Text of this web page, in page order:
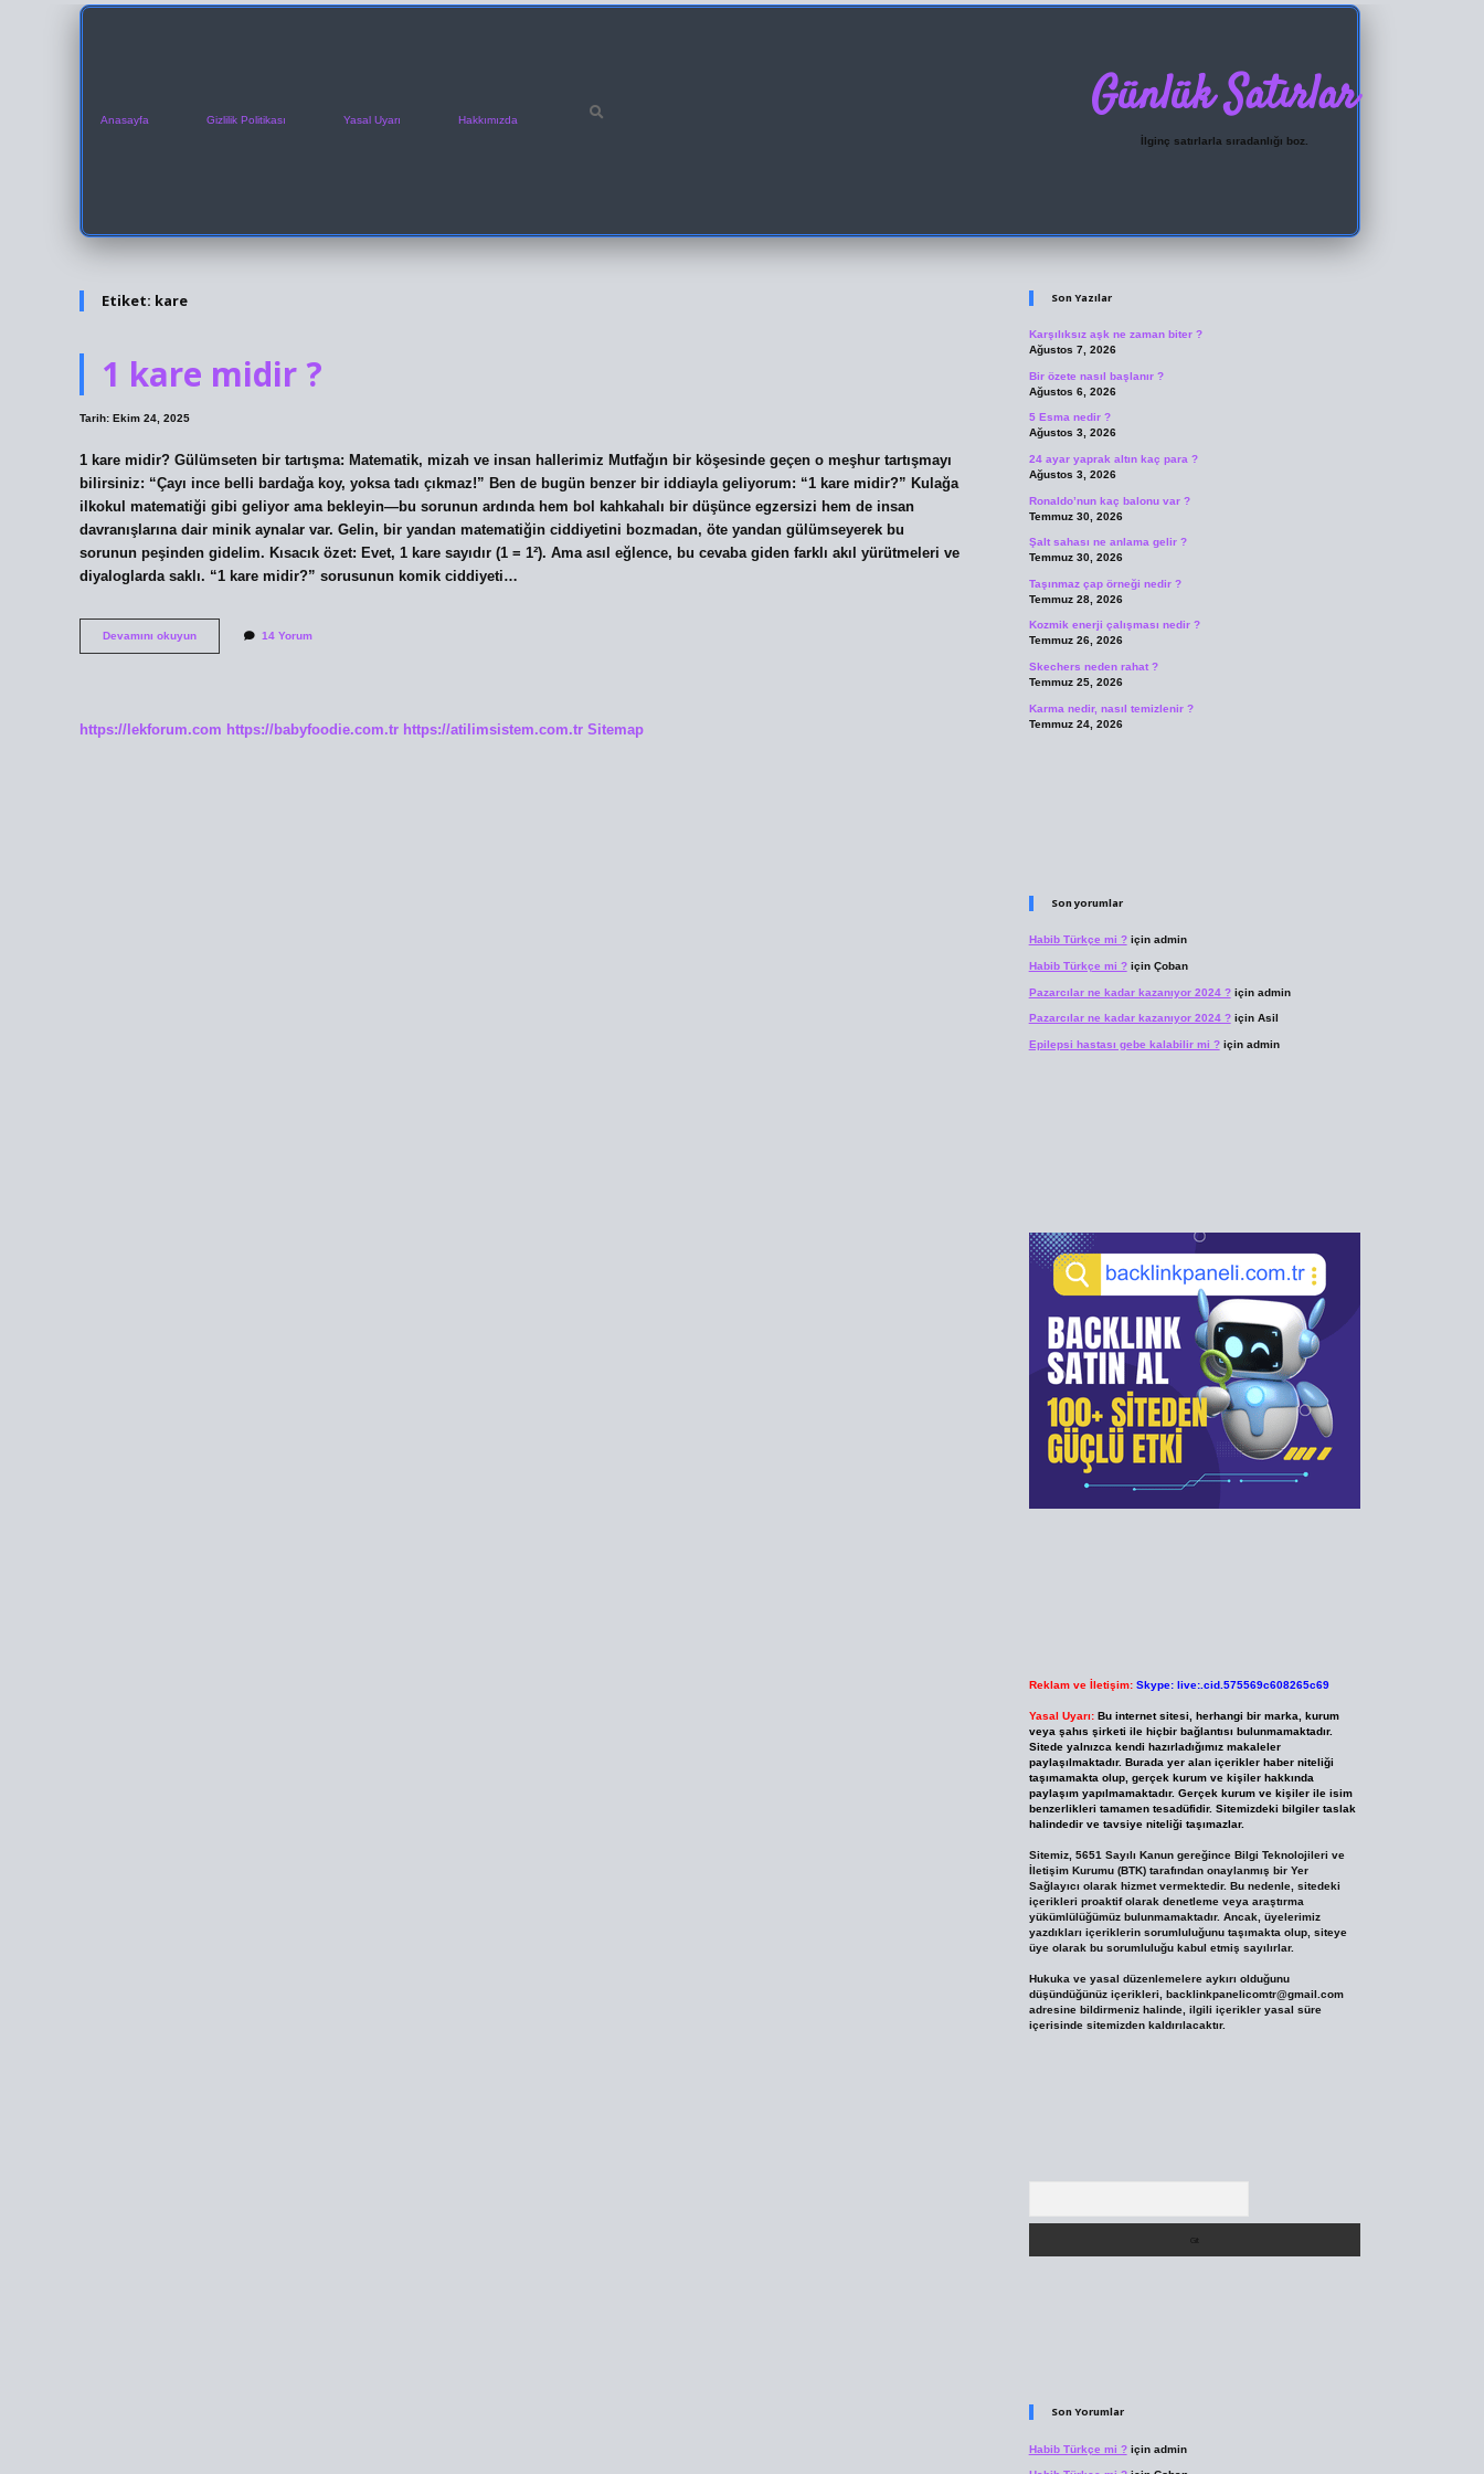
Anasayfa Gizlilik Politikası Yasal Uyarı Hakkımızda Günlük Satırlar
İlginç satırlarla sıradanlığı boz.
Etiket: kare
1 kare midir ?
Tarih: Ekim 24, 2025
1 kare midir? Gülümseten bir tartışma: Matematik, mizah ve insan hallerimiz Mutfağın bir köşesinde geçen o meşhur tartışmayı
bilirsiniz: “Çayı ince belli bardağa koy, yoksa tadı çıkmaz!” Ben de bugün benzer bir iddiayla geliyorum: “1 kare midir?” Kulağa
ilkokul matematiği gibi geliyor ama bekleyin—bu sorunun ardında hem bol kahkahalı bir düşünce egzersizi hem de insan
davranışlarına dair minik aynalar var. Gelin, bir yandan matematiğin ciddiyetini bozmadan, öte yandan gülümseyerek bu
sorunun peşinden gidelim. Kısacık özet: Evet, 1 kare sayıdır (1 = 1²). Ama asıl eğlence, bu cevaba giden farklı akıl yürütmeleri ve
diyaloglarda saklı. “1 kare midir?” sorusunun komik ciddiyeti…
Devamını okuyun1
kare
14 Yorum
https://lekforum.com https://babyfoodie.com.tr https://atilimsistem.com.tr Sitemap
Sidebar
Son Yazılar
Karşılıksız aşk ne zaman biter ?
Ağustos 7, 2026
Bir özete nasıl başlanır ?
Ağustos 6, 2026
5 Esma nedir ?
Ağustos 3, 2026
24 ayar yaprak altın kaç para ?
Ağustos 3, 2026
Ronaldo’nun kaç balonu var ?
Temmuz 30, 2026
Şalt sahası ne anlama gelir ?
Temmuz 30, 2026
Taşınmaz çap örneği nedir ?
Temmuz 28, 2026
Kozmik enerji çalışması nedir ?
Temmuz 26, 2026
Skechers neden rahat ?
Temmuz 25, 2026
Karma nedir, nasıl temizlenir ?
Temmuz 24, 2026
Son yorumlar
Habib Türkçe mi ?için admin
Habib Türkçe mi ?için Çoban
Pazarcılar ne kadar kazanıyor 2024 ?için admin
Pazarcılar ne kadar kazanıyor 2024 ?için Asil
Epilepsi hastası gebe kalabilir mi ?için admin
Reklam ve İletişim: Skype: live:.cid.575569c608265c69
Yasal Uyarı: Bu internet sitesi, herhangi bir marka, kurum
veya şahıs şirketi ile hiçbir bağlantısı bulunmamaktadır.
Sitede yalnızca kendi hazırladığımız makaleler
paylaşılmaktadır. Burada yer alan içerikler haber niteliği
taşımamakta olup, gerçek kurum ve kişiler hakkında
paylaşım yapılmamaktadır. Gerçek kurum ve kişiler ile isim
benzerlikleri tamamen tesadüfidir. Sitemizdeki bilgiler taslak
halindedir ve tavsiye niteliği taşımazlar.
Sitemiz, 5651 Sayılı Kanun gereğince Bilgi Teknolojileri ve
İletişim Kurumu (BTK) tarafından onaylanmış bir Yer
Sağlayıcı olarak hizmet vermektedir. Bu nedenle, sitedeki
içerikleri proaktif olarak denetleme veya araştırma
yükümlülüğümüz bulunmamaktadır. Ancak, üyelerimiz
yazdıkları içeriklerin sorumluluğunu taşımakta olup, siteye
üye olarak bu sorumluluğu kabul etmiş sayılırlar.
Hukuka ve yasal düzenlemelere aykırı olduğunu
düşündüğünüz içerikleri, backlinkpanelicomtr@gmail.com
adresine bildirmeniz halinde, ilgili içerikler yasal süre
içerisinde sitemizden kaldırılacaktır.
Son Yorumlar
Habib Türkçe mi ?için admin